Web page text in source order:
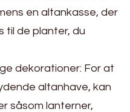
en altankasse, der
til de planter, du
dekorationer: For at
altanhave, kan
såsom lanterner,